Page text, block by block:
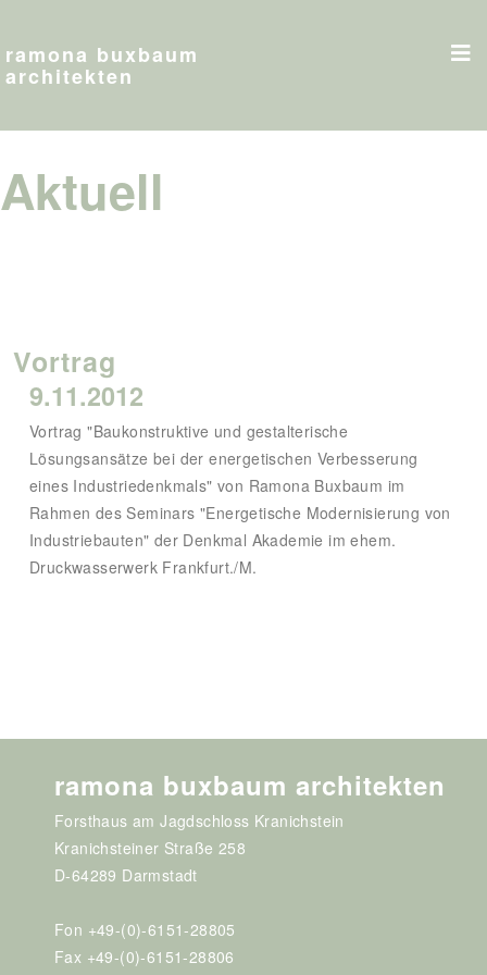
ramona buxbaum
architekten
Aktuell
Vortrag
9.11.2012
Vortrag "Baukonstruktive und gestalterische
Lösungsansätze bei der energetischen Verbesserung
eines Industriedenkmals" von Ramona Buxbaum im
Rahmen des Seminars "Energetische Modernisierung von
Industriebauten" der Denkmal Akademie im ehem.
Druckwasserwerk Frankfurt./M.
ramona buxbaum architekten
Forsthaus am Jagdschloss Kranichstein
Kranichsteiner Straße 258
D-64289 Darmstadt
Fon +49-(0)-6151-28805
Fax +49-(0)-6151-28806